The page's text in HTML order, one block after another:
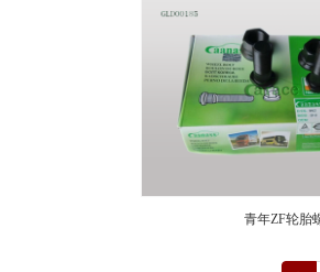
青年ZF轮胎